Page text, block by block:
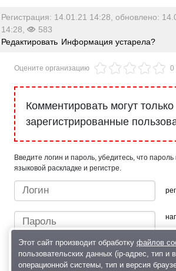
Регистрация: 14.01.21 14:28, обновлено:
14:28,
583
Редактировать Информация устарела?
Оцените организацию 0
Комментировать могут только
зарегистрированные
Введите логин и пароль, убедитесь, что
языковой раскладке и регистре.
Этот сайт производит обработку файлов
пользовательских данных (ip-адрес, тип и
операционной системы, тип и версия